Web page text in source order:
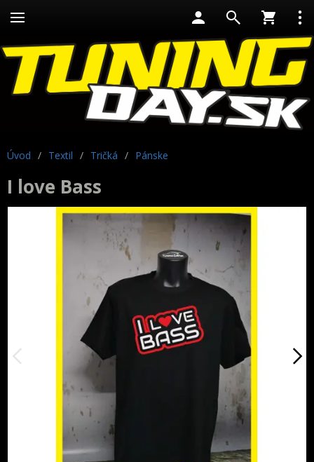
Úvod / Textil / Tričká / Pánske
I love Bass